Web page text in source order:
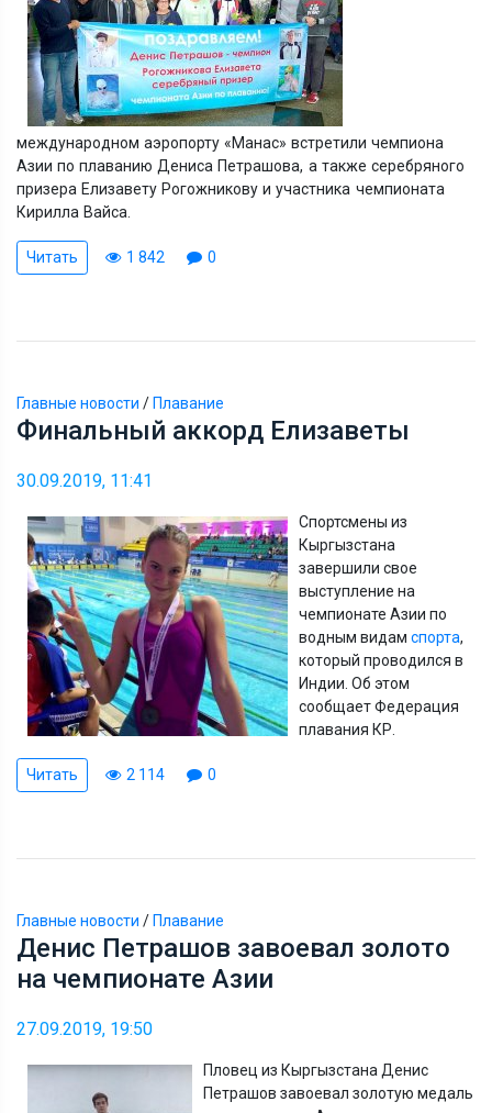
международном аэропорту«Манас»встретили чемпиона
Азии по плаванию Дениса Петрашова, а также серебряного
призера Елизавету Рогожникову и участника чемпионата
Кирилла Вайса.
Читать 1 842 0
Главные новости / Плавание
Финальный аккорд Елизаветы
30.09.2019, 11:41
Спортсмены из
Кыргызстана
завершили свое
выступление на
чемпионате Азии по
водным видам спорта,
который проводился в
Индии. Об этом
сообщает Федерация
плавания КР.
Читать 2 114 0
Главные новости / Плавание
Денис Петрашов завоевал золото
на чемпионате Азии
27.09.2019, 19:50
Пловец из Кыргызстана Денис
Петрашов завоевал золотую медаль